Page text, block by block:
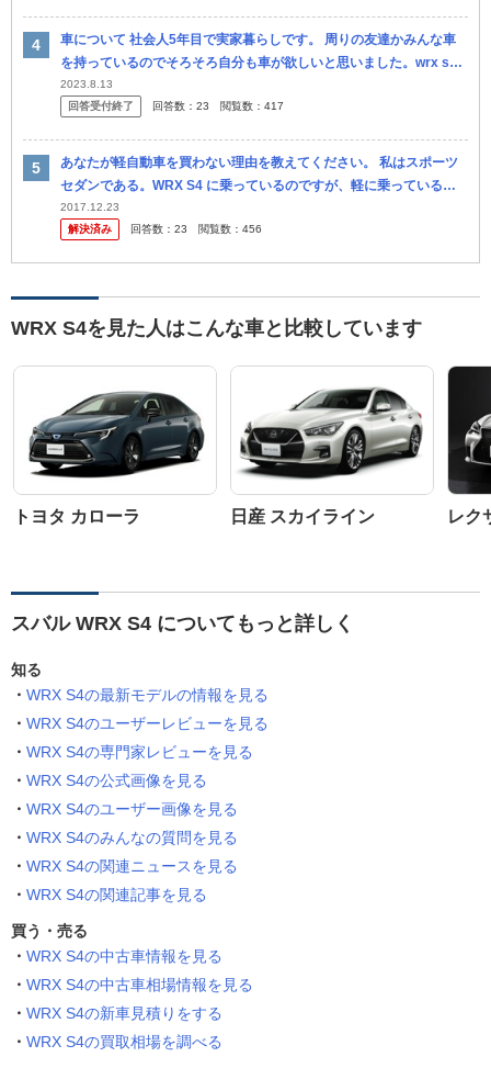
車について 社会人5年目で実家暮らしです。 周りの友達かみんな車
を持っているのでそろそろ自分も車が欲しいと思いました。wrx s4
を買おうかと思います。スポーツカーだし燃費も悪いうえに高いのは
わ...
2023.8.13
回答受付終了
回答数： 23 閲覧数： 417
あなたが軽自動車を買わない理由を教えてください。 私はスポーツ
セダンである。WRX S4 に乗っているのですが、軽に乗っている知
人から燃費の悪さや取り回しの難しさ、経済性の悪さ、維持費の高
さ、乗...
2017.12.23
解決済み
回答数： 23 閲覧数： 456
WRX S4を見た人はこんな車と比較しています
トヨタ カローラ 日産 スカイライン レク
スバル WRX S4 についてもっと詳しく
知る
WRX S4の最新モデルの情報を見る
WRX S4のユーザーレビューを見る
WRX S4の専門家レビューを見る
WRX S4の公式画像を見る
WRX S4のユーザー画像を見る
WRX S4のみんなの質問を見る
WRX S4の関連ニュースを見る
WRX S4の関連記事を見る
買う・売る
WRX S4の中古車情報を見る
WRX S4の中古車相場情報を見る
WRX S4の新車見積りをする
WRX S4の買取相場を調べる